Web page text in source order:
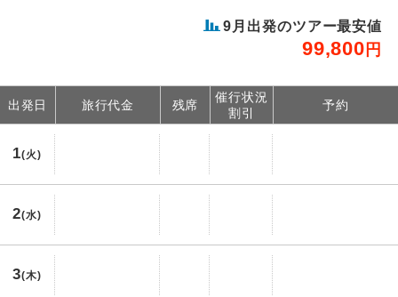
9 月出発のツアー最安値
99,800 円
出発日 旅行代金 残席
催行状況
割引
予約
1(火)
2(水)
3(木)